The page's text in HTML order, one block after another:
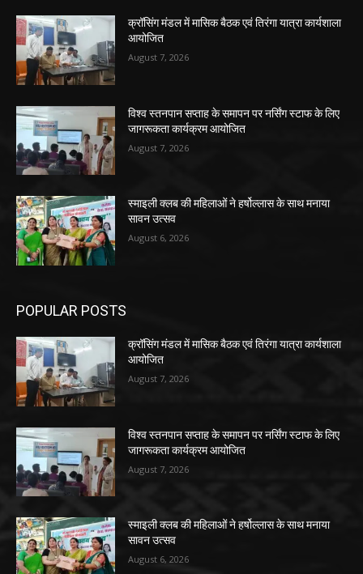
क्रॉसिंग मंडल में मासिक बैठक एवं तिरंगा यात्रा कार्यशाला
आयोजित
August 7, 2026
विश्व स्तनपान सप्ताह के समापन पर नर्सिंग स्टाफ के लिए
जागरूकता कार्यक्रम आयोजित
August 7, 2026
स्माइली क्लब की महिलाओं ने हर्षोल्लास के साथ मनाया
सावन उत्सव
August 6, 2026
POPULAR POSTS
क्रॉसिंग मंडल में मासिक बैठक एवं तिरंगा यात्रा कार्यशाला
आयोजित
August 7, 2026
विश्व स्तनपान सप्ताह के समापन पर नर्सिंग स्टाफ के लिए
जागरूकता कार्यक्रम आयोजित
August 7, 2026
स्माइली क्लब की महिलाओं ने हर्षोल्लास के साथ मनाया
सावन उत्सव
August 6, 2026